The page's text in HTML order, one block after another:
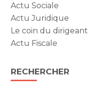
Actu Sociale
Actu Juridique
Le coin du dirigeant
Actu Fiscale
RECHERCHER